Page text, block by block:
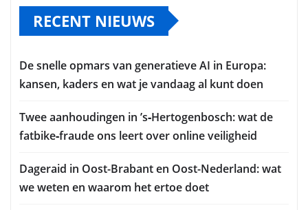
RECENT NIEUWS
De snelle opmars van generatieve AI in Europa:
kansen, kaders en wat je vandaag al kunt doen
Twee aanhoudingen in ’s‑Hertogenbosch: wat de
fatbike‑fraude ons leert over online veiligheid
Dageraid in Oost-Brabant en Oost-Nederland: wat
we weten en waarom het ertoe doet